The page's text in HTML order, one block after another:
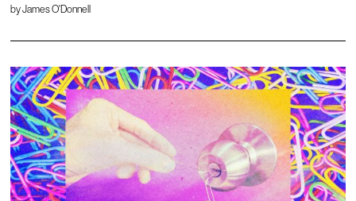
byJames O'Donnell